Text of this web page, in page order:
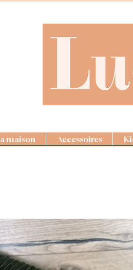
maison Accessoires